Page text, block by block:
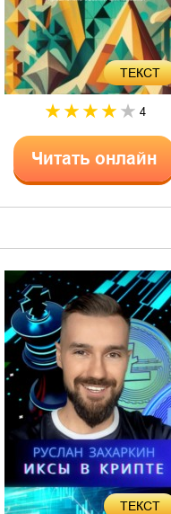
ТЕКСТ
4
Читать онлайн
ТЕКСТ